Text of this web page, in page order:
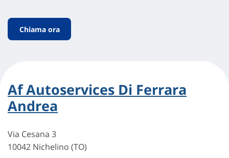
Chiama ora
Af Autoservices Di Ferrara
Andrea
Via Cesana 3
10042 Nichelino (TO)